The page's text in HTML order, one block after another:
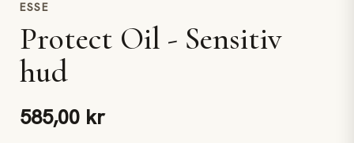
ESSE
Protect Oil - Sensitiv
hud
585,00 kr